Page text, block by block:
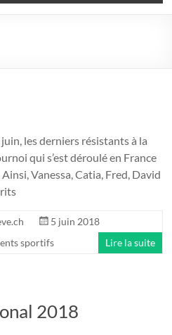
les derniers résistants à la
qui s’est déroulé en France
Vanessa, Catia, Fred, David
5 juin 2018
sportifs Lire la suite
2018